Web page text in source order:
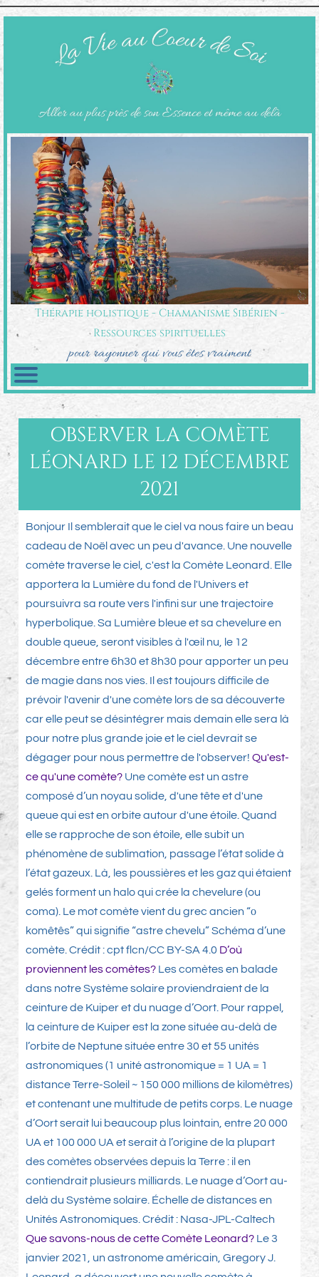
Thérapie holistique - Chamanisme Sibérien -
Ressources spirituelles
pour rayonner qui vous êtes vraiment
OBSERVER LA COMÈTE
LÉONARD LE 12 DÉCEMBRE
2021
Bonjour Il semblerait que le ciel va nous faire un beau
cadeau de Noël avec un peu d'avance. Une nouvelle
comète traverse le ciel, c'est la Comète Leonard. Elle
apportera la Lumière du fond de l'Univers et
poursuivra sa route vers l'infini sur une trajectoire
hyperbolique. Sa Lumière bleue et sa chevelure en
double queue, seront visibles à l'œil nu, le 12
décembre entre 6h30 et 8h30 pour apporter un peu
de magie dans nos vies. Il est toujours difficile de
prévoir l'avenir d'une comète lors de sa découverte
car elle peut se désintégrer mais demain elle sera là
pour notre plus grande joie et le ciel devrait se
dégager pour nous permettre de l'observer! Qu'est-
ce qu'une comète? Une comète est un astre
composé d’un noyau solide, d'une tête et d'une
queue qui est en orbite autour d'une étoile. Quand
elle se rapproche de son étoile, elle subit un
phénomène de sublimation, passage l’état solide à
l’état gazeux. Là, les poussières et les gaz qui étaient
gelés forment un halo qui crée la chevelure (ou
coma). Le mot comète vient du grec ancien “ο
komêtês” qui signifie “astre chevelu” Schéma d’une
comète. Crédit : cpt flcn/CC BY-SA 4.0 D’où
proviennent les comètes? Les comètes en balade
dans notre Système solaire proviendraient de la
ceinture de Kuiper et du nuage d’Oort. Pour rappel,
la ceinture de Kuiper est la zone située au-delà de
l’orbite de Neptune située entre 30 et 55 unités
astronomiques (1 unité astronomique = 1 UA = 1
distance Terre-Soleil ~ 150 000 millions de kilomètres)
et contenant une multitude de petits corps. Le nuage
d’Oort serait lui beaucoup plus lointain, entre 20 000
UA et 100 000 UA et serait à l’origine de la plupart
des comètes observées depuis la Terre : il en
contiendrait plusieurs milliards. Le nuage d’Oort au-
delà du Système solaire. Échelle de distances en
Unités Astronomiques. Crédit : Nasa-JPL-Caltech
Que savons-nous de cette Comète Leonard? Le 3
janvier 2021, un astronome américain, Gregory J.